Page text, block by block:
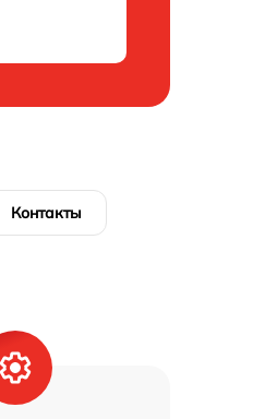
Контакты